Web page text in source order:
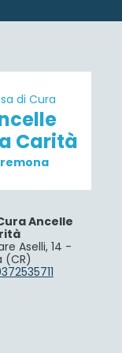
di Cura
Carità
Ancelle
Aselli, 14 -
(CR)